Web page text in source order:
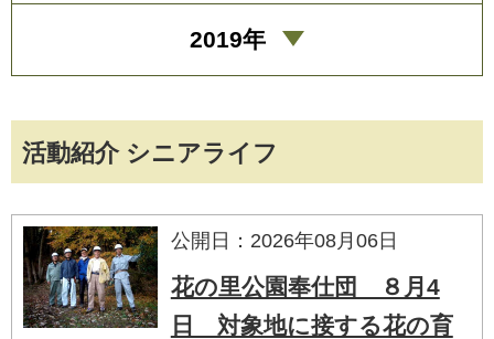
活動紹介 シニアライフ
公開日：2026年08月06日
花の里公園奉仕団 ８月4
日 対象地に接する花の育
2019年